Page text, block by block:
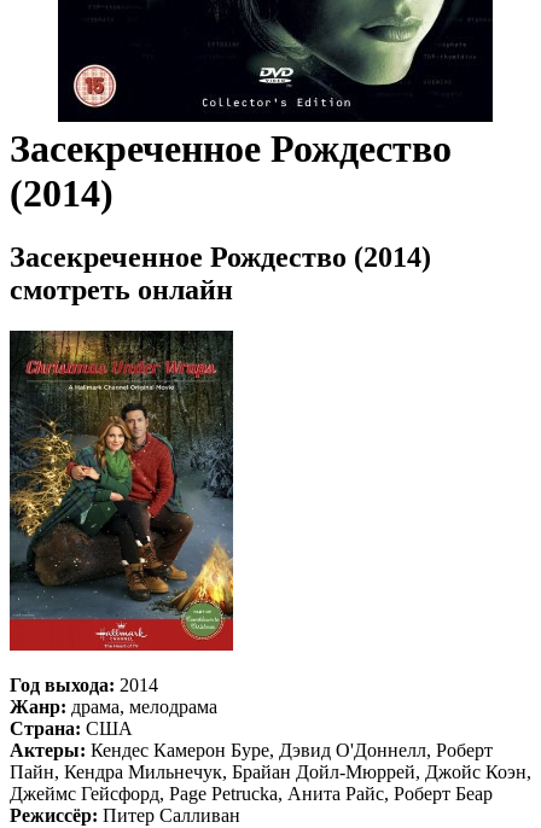
Засекреченное Рождество
(2014)
Засекреченное Рождество (2014)
смотреть онлайн
Год выхода: 2014
Жанр: драма, мелодрама
Страна: США
Актеры: Кендес Камерон Буре, Дэвид О'Доннелл, Роберт
Пайн, Кендра Мильнечук, Брайан Дойл-Мюррей, Джойс Коэн,
Джеймс Гейсфорд, Page Petrucka, Анита Райс, Роберт Беар
Режиссёр: Питер Салливан